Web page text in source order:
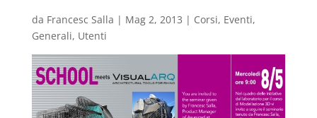
da Francesc Salla | Mag 2, 2013 | Corsi, Eventi,
Generali, Utenti